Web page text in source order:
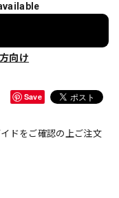
向け
Save
ドをご確認の上ご注文